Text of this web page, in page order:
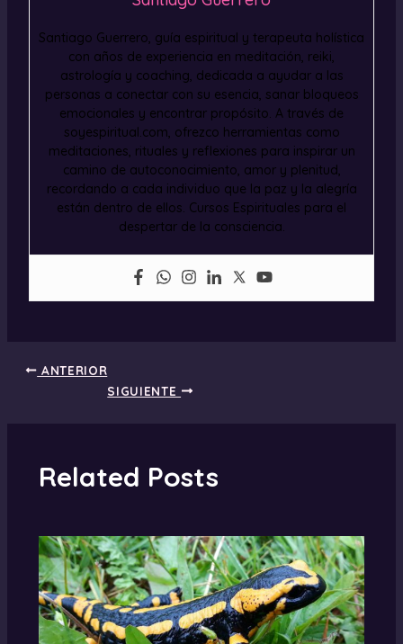
Santiago Guerrero, guía espiritual y terapeuta holística
con años de experiencia en meditación, reiki,
astrología y coaching, dedicada a ayudar a las
personas a conectar con su esencia, sanar bloqueos
emocionales y encontrar propósito. A través de
soyespiritual.com, ofrezco herramientas como
meditaciones, rituales y reflexiones para inspirar un
camino de autoconocimiento, amor y plenitud,
recordando a cada individuo que la paz y la alegría
están dentro de ellos. Cursos Espirituales para el
despertar de la consciencia.
ANTERIOR
SIGUIENTE
Related Posts